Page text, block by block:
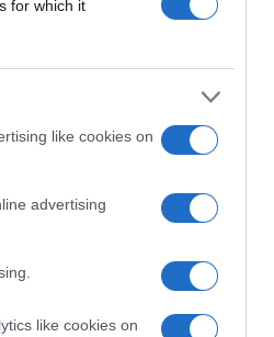
for which it
like cookies on
advertising
like cookies on